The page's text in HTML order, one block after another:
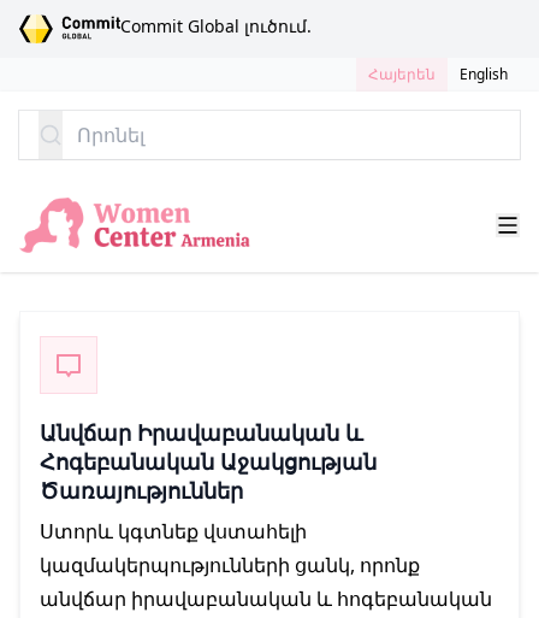
ԱՆՑՆԵԼ ԲՈՎԱՆԴԱԿՈՒԹՅԱՆԸ
Commit Global լուծում.
Հայերեն English
Որոնել
Անվճար Իրավաբանական և
Հոգեբանական Աջակցության
Ծառայություններ
Ստորև կգտնեք վստահելի
կազմակերպությունների ցանկ, որոնք
անվճար իրավաբանական և հոգեբանական